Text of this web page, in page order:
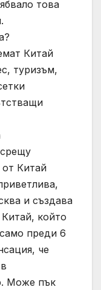
това
Китай
туризъм,
от Китай
и създава
който
преди 6
че
Може пък